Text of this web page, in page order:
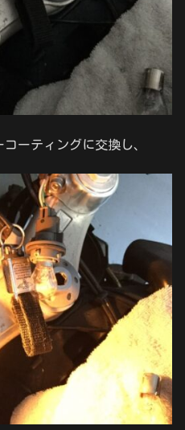
ーティングに交換し、